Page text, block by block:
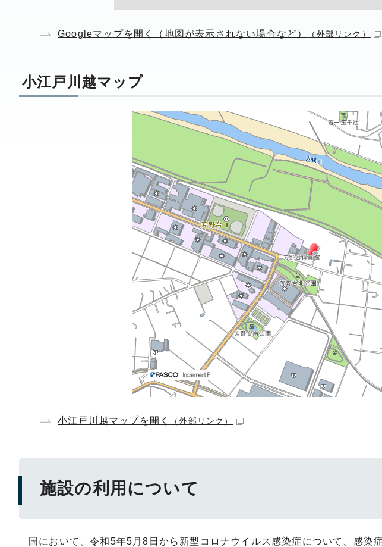
Googleマップを開く（地図が表示されない場合など） （外部リンク）
小江戸川越マップ
小江戸川越マップを開く （外部リンク）
施設の利用について
国において、令和5年5月8日から新型コロナウイルス感染症について、感染